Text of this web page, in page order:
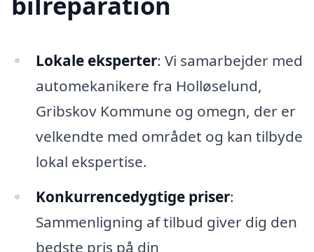
Lokale eksperter: Vi samarbejder med
automekanikere fra Holløselund,
Gribskov Kommune og omegn, der er
velkendte med området og kan tilbyde
lokal ekspertise.
Konkurrencedygtige priser:
Sammenligning af tilbud giver dig den
bedste pris på din